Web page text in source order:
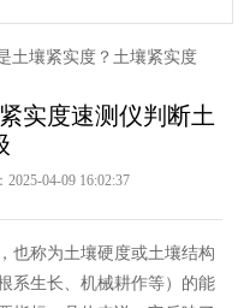
土壤紧实度？土壤紧实度
实度速测仪判断土
2025-04-09 16:02:37
称为土壤硬度或土壤结构
系生长、机械耕作等）的能